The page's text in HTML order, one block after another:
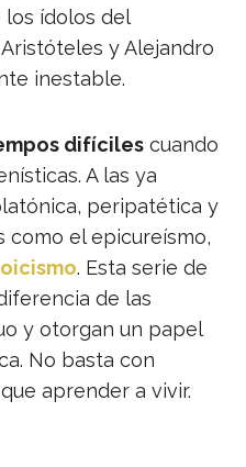
los ídolos del
y Alejandro
inestable.
difíciles cuando
A las ya
peripatética y
como el epicureísmo,
. Esta serie de
de las
y otorgan un papel
No basta con
aprender a vivir.